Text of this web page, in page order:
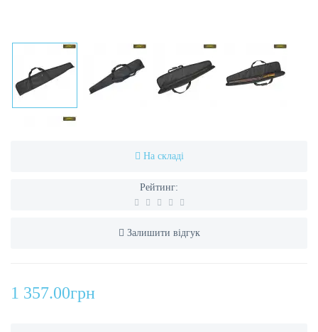
На складі
Рейтинг:
Залишити відгук
1 357.00грн